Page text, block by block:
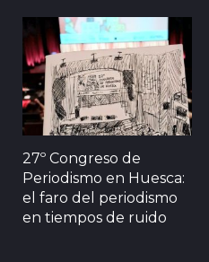
27º Congreso de
Periodismo en Huesca:
el faro del periodismo
en tiempos de ruido